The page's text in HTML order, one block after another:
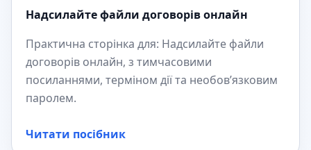
Надсилайте файли договорів онлайн
Практична сторінка для: Надсилайте файли
договорів онлайн, з тимчасовими
посиланнями, терміном дії та необов’язковим
паролем.
Читати посібник